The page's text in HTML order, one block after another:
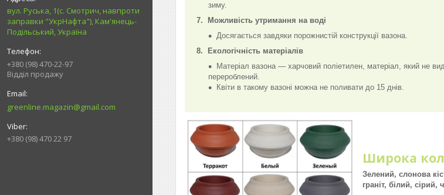
вул. Руська, 1(с. Смотрич, навпроти
заправки "УкрНафта"), Кам'янець-
Подільський, Україна
+380 (98) 470-22-97
Відділ продажу
greenline.magazin@gmail.com
+380 (98) 470 22 97
зиму.
7. Можливість утримання на воді
Досягається завдяки порожнистій конструкції вазона.
8. Екологічність матеріалів
Матеріал вазона — харчовий поліетилен, матеріал, який не
перероблений.
Квіти в такому вазоні можна не поливати до 15 днів.
Широка
Зелений, слонова
граніт, білий, сірий,